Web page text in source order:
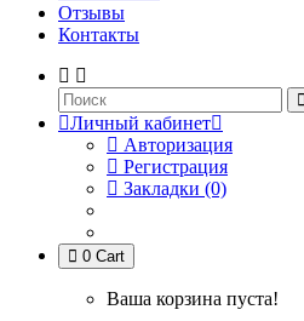
Отзывы
Контакты
Личный кабинет
Авторизация
Регистрация
Закладки (0)
0 Cart
Ваша корзина пуста!